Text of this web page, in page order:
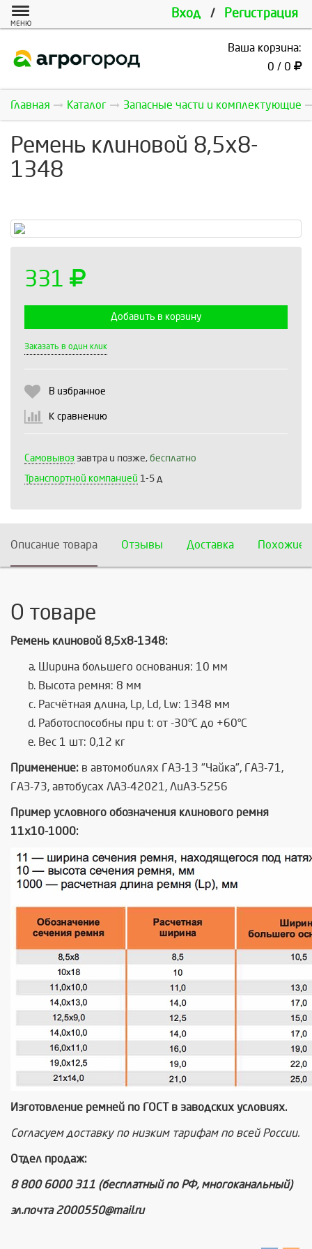
Вход / Регистрация
МЕНЮ
Ваша корзина:
0 / 0
Главная Каталог Запасные части и комплектующие
Ремень клиновой 8,5х8-
1348
331
Добавить в корзину
Заказать в один клик
В избранное
К сравнению
Самовывоз завтра и позже, бесплатно
Транспортной компанией 1-5 д
Описание товара Отзывы Доставка Похожие
О товаре
Ремень клиновой 8,5х8-1348:
Ширина большего основания: 10 мм
Высота ремня: 8 мм
Расчётная длина, Lp, Ld, Lw: 1348 мм
Работоспособны при t: от -30°C до +60°C
Вес 1 шт: 0,12 кг
Применение: в автомобилях ГАЗ-13 "Чайка", ГАЗ-71,
ГАЗ-73, автобусах ЛАЗ-42021, ЛиАЗ-5256
Пример условного обозначения клинового ремня
11х10-1000:
Изготовление ремней по ГОСТ в заводских условиях.
Согласуем доставку по низким тарифам по всей России.
Отдел продаж:
8 800 6000 311 (бесплатный по РФ, многоканальный)
эл.почта 2000550@mail.ru